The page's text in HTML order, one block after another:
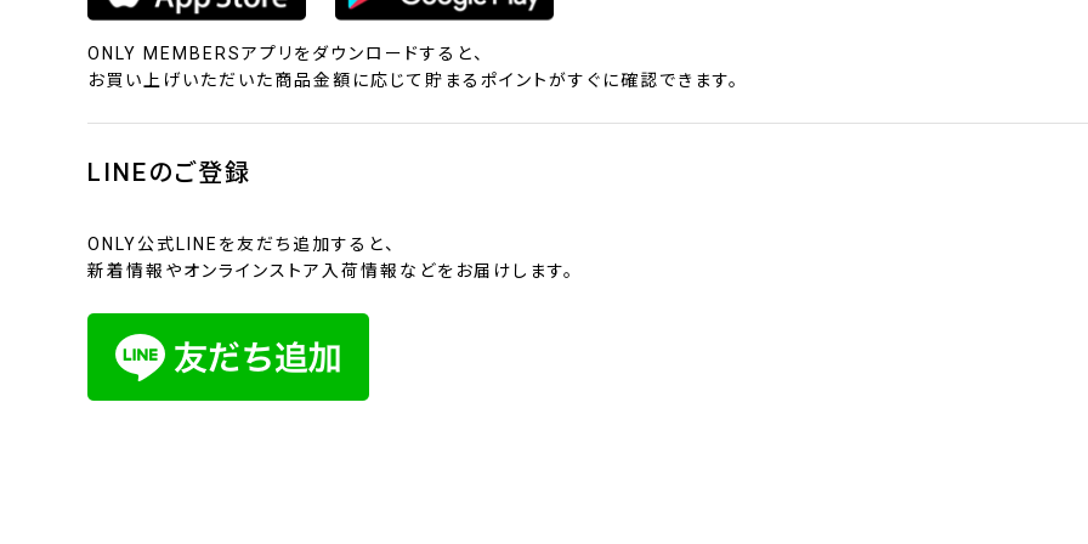
ONLY MEMBERSアプリをダウンロードすると、
お買い上げいただいた商品金額に応じて貯まるポイントがすぐに確認できます。
LINEのご登録
ONLY公式LINEを友だち追加すると、
新着情報やオンラインストア入荷情報などをお届けします。